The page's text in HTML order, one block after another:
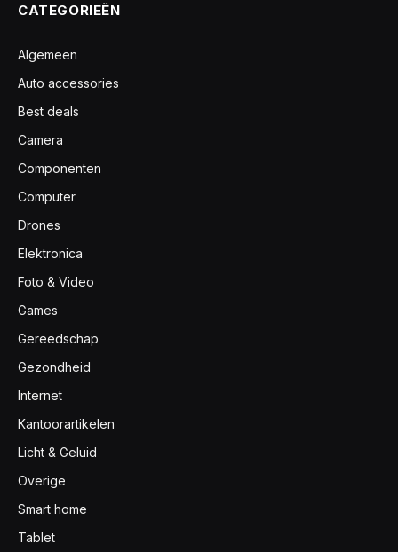
CATEGORIEËN
Algemeen
Auto accessories
Best deals
Camera
Componenten
Computer
Drones
Elektronica
Foto & Video
Games
Gereedschap
Gezondheid
Internet
Kantoorartikelen
Licht & Geluid
Overige
Smart home
Tablet